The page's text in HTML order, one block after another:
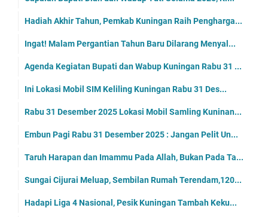
Hadiah Akhir Tahun, Pemkab Kuningan Raih Pengharga...
Ingat! Malam Pergantian Tahun Baru Dilarang Menyal...
Agenda Kegiatan Bupati dan Wabup Kuningan Rabu 31 ...
Ini Lokasi Mobil SIM Keliling Kuningan Rabu 31 Des...
Rabu 31 Desember 2025 Lokasi Mobil Samling Kuninan...
Embun Pagi Rabu 31 Desember 2025 : Jangan Pelit Un...
Taruh Harapan dan Imammu Pada Allah, Bukan Pada Ta...
Sungai Cijurai Meluap, Sembilan Rumah Terendam,120...
Hadapi Liga 4 Nasional, Pesik Kuningan Tambah Keku...